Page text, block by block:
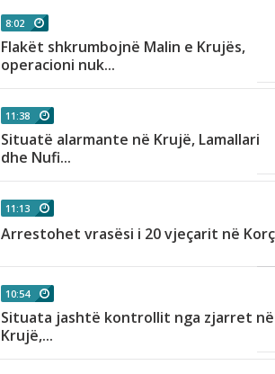
8:02
Flakët shkrumbojnë Malin e Krujës,
operacioni nuk...
11:38
Situatë alarmante në Krujë, Lamallari
dhe Nufi...
11:13
Arrestohet vrasësi i 20 vjeçarit në
10:54
Situata jashtë kontrollit nga zjarret në
Krujë,...